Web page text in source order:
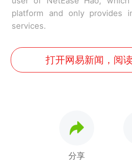
platform and only provides
services.
打开网易新闻，阅
分享